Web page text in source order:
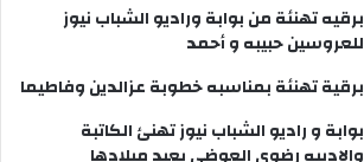
برقيه تهنئة من بوابة وراديو الشباب نيوز
للعروسين حبيبه و أحمد
برقية تهنئة بمناسبه خطوبة عزالدين وفاطيما
بوابة و راديو الشباب نيوز تهنئ الكاتبة
والاديبه رضوى العوضى بعيد ميلادها